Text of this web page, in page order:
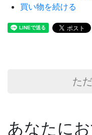
買い物を続ける
た
あなたに